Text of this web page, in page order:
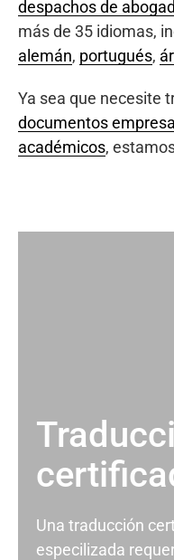
despachos de
más de 35 idiomas,
alemán, portugués,
Ya sea que necesite
documentos
académicos,
Una traducción
especilizada